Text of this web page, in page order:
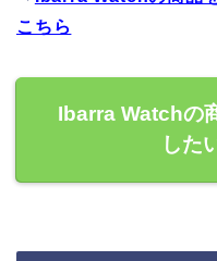
こちら
Ibarra Watchの
した